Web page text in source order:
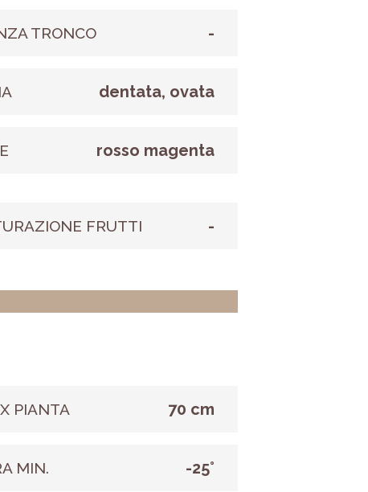
TRONCO -
dentata, ovata
rosso magenta
FRUTTI -
PIANTA 70 cm
MIN. -25°